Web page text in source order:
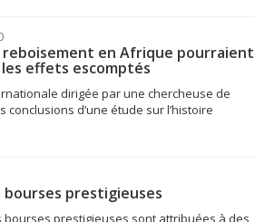
reboisement en Afrique pourraient
effets escomptés
dirigée par une chercheuse de
conclusions d’une étude sur l’histoire
bourses prestigieuses
bourses prestigieuses sont attribuées à des